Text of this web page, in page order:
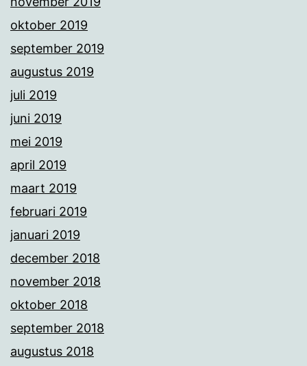
oktober 2019
september 2019
augustus 2019
juli 2019
juni 2019
mei 2019
april 2019
maart 2019
februari 2019
januari 2019
december 2018
november 2018
oktober 2018
september 2018
augustus 2018